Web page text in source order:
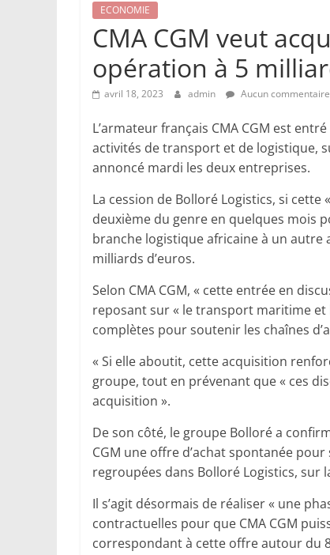
ECONOMIE
CMA CGM veut
opération à 5
avril 18, 2023 admin Aucun commentaire
L’armateur français CMA CGM est
activités de transport et de logistique,
annoncé mardi les deux entreprises.
La cession de Bolloré Logistics, si
deuxième du genre en quelques mois
branche logistique africaine à un autre
milliards d’euros.
Selon CMA CGM, « cette entrée en
reposant sur « le transport maritime
complètes pour soutenir les chaînes
« Si elle aboutit, cette acquisition
groupe, tout en prévenant que « ces
acquisition ».
De son côté, le groupe Bolloré a
CGM une offre d’achat spontanée
regroupées dans Bolloré Logistics, sur
Il s’agit désormais de réaliser « une
contractuelles pour que CMA CGM
correspondant à cette offre autour du